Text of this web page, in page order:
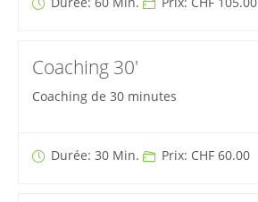
Coaching 30'
Coaching de 30 minutes
Durée: 30 Min. Prix: CHF 60.00